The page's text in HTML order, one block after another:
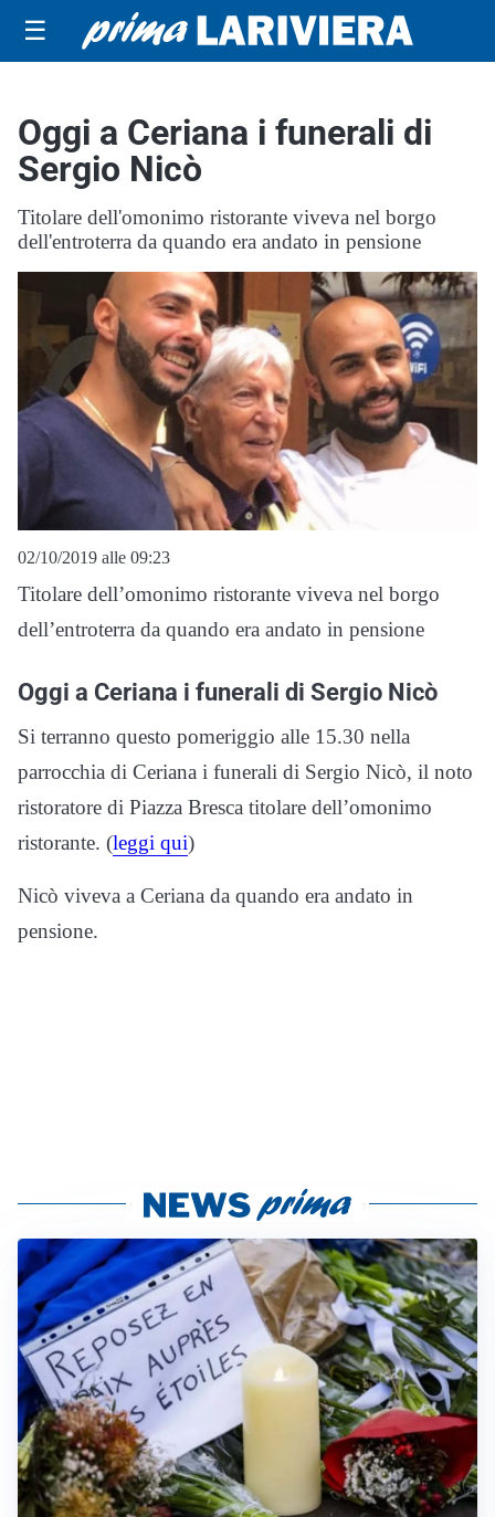
☰
Oggi a Ceriana i funerali di
Sergio Nicò
Titolare dell'omonimo ristorante viveva nel borgo
dell'entroterra da quando era andato in pensione
02/10/2019 alle 09:23
Titolare dell’omonimo ristorante viveva nel borgo
dell’entroterra da quando era andato in pensione
Oggi a Ceriana i funerali di Sergio Nicò
Si terranno questo pomeriggio alle 15.30 nella
parrocchia di Ceriana i funerali di Sergio Nicò, il noto
ristoratore di Piazza Bresca titolare dell’omonimo
ristorante. (leggi qui)
Nicò viveva a Ceriana da quando era andato in
pensione.